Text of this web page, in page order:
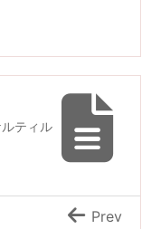
ティル
Prev